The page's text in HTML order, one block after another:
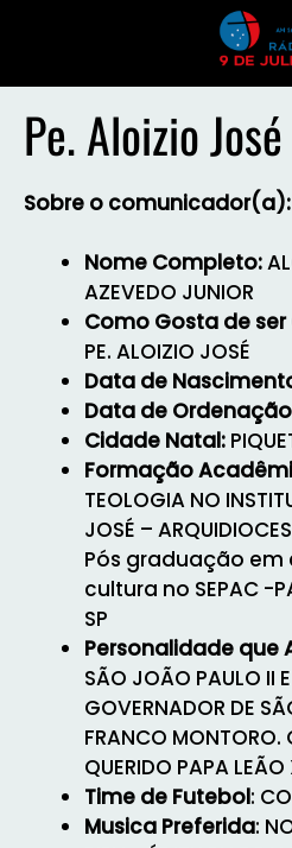
Pe. Aloizio José
Sobre o comunicador(a):
Nome Completo:
AZEVEDO JUNIOR
Como Gosta de
PE. ALOIZIO JOSÉ
Data de
Data de
Cidade Natal:
Formação
TEOLOGIA NO
JOSÉ –
Pós graduação
cultura no SEPAC -
SP
Personalidade que
SÃO JOÃO PAULO II
GOVERNADOR DE
FRANCO MONTORO.
QUERIDO PAPA LEÃO
Time de Futebol:
Musica Preferida: